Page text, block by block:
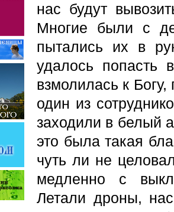
нас будут
Многие были с
пытались их в
удалось попасть
взмолилась к
один из
заходили в белый
это была такая
чуть ли не
медленно с
Летали дроны,